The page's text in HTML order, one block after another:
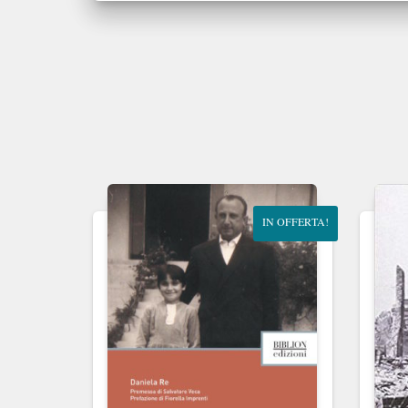
IN OFFERTA!